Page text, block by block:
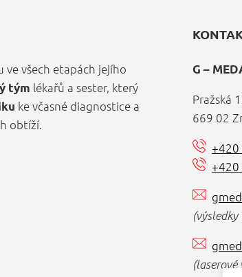
ve všech etapách jejího
tým lékařů a sester, který
ke včasné diagnostice a
obtíží.
G –
Pražská
669 02
(výsledky
(laserové